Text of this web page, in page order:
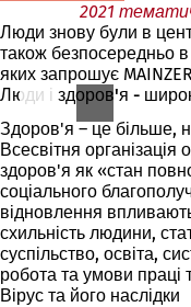
2021
Люди знову були в
також безпосередньо в
яких запрошує
Люди і здоров'я -
Здоров'я – це більше,
Всесвітня
здоров'я як «стан
соціального
відновлення
схильність людини,
суспільство, освіта,
робота та умови праці
Вірус та його наслідки